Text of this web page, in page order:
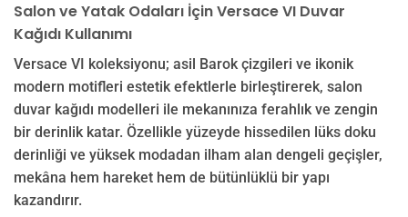
Salon ve Yatak Odaları İçin Versace VI Duvar
Kağıdı Kullanımı
Versace VI koleksiyonu; asil Barok çizgileri ve ikonik
modern motifleri estetik efektlerle birleştirerek, salon
duvar kağıdı modelleri ile mekanınıza ferahlık ve zengin
bir derinlik katar. Özellikle yüzeyde hissedilen lüks doku
derinliği ve yüksek modadan ilham alan dengeli geçişler,
mekâna hem hareket hem de bütünlüklü bir yapı
kazandırır.